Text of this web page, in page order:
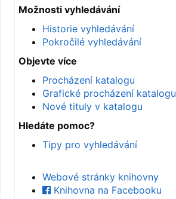
Možnosti vyhledávání
Historie vyhledávání
Pokročilé vyhledávání
Objevte více
Procházení katalogu
Grafické procházení katalogu
Nové tituly v katalogu
Hledáte pomoc?
Tipy pro vyhledávání
Webové stránky knihovny
Knihovna na Facebooku